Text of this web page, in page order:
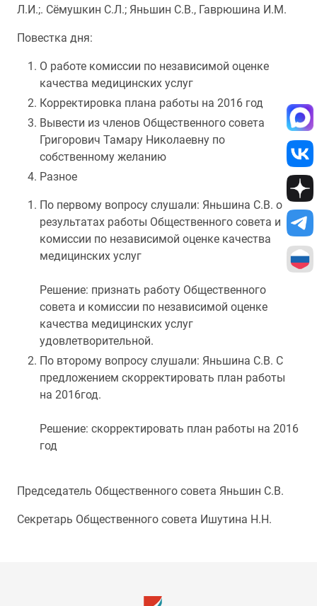
Л.И.;. Сёмушкин С.Л.; Яньшин С.В., Гаврюшина И.М.
Повестка дня:
О работе комиссии по независимой оценке
качества медицинских услуг
Корректировка плана работы на 2016 год
Вывести из членов Общественного совета
Григорович Тамару Николаевну по
собственному желанию
Разное
По первому вопросу слушали: Яньшина С.В. о
результатах работы Общественного совета и
комиссии по независимой оценке качества
медицинских услуг
Решение: признать работу Общественного
совета и комиссии по независимой оценке
качества медицинских услуг
удовлетворительной.
По второму вопросу слушали: Яньшина С.В. С
предложением скорректировать план работы
на 2016год.
Решение: скорректировать план работы на 2016
год
Председатель Общественного совета Яньшин С.В.
Секретарь Общественного совета Ишутина Н.Н.